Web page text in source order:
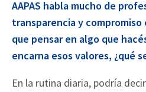
AAPAS habla mucho de
transparencia y
que pensar en algo que
encarna esos valores, ¿qué
En la rutina diaria, podría